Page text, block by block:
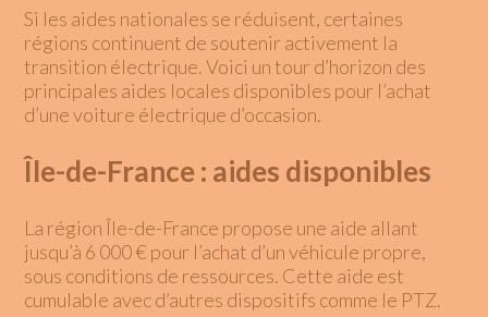
Si les aides nationales se réduisent, certaines
régions continuent de soutenir activement la
transition électrique. Voici un tour d’horizon des
principales aides locales disponibles pour l’achat
d’une voiture électrique d’occasion.
Île-de-France : aides disponibles
La région Île-de-France propose une aide allant
jusqu’à 6 000 € pour l’achat d’un véhicule propre,
sous conditions de ressources. Cette aide est
cumulable avec d’autres dispositifs comme le PTZ.